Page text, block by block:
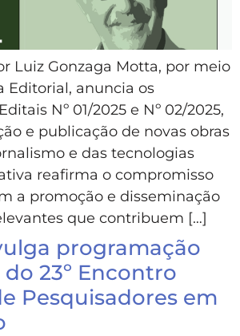
Luiz Gonzaga Motta, por meio
Editorial, anuncia os
Nº 01/2025 e Nº 02/2025,
e publicação de novas obras
e das tecnologias
reafirma o compromisso
a promoção e disseminação
que contribuem […]
programação
23º Encontro
Pesquisadores em